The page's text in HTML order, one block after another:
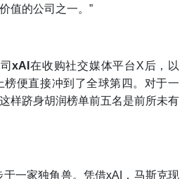
值的公司之一。”
xAI 在收购社交媒体平台X后，以
榜便直接冲到了全球第四。对于一
样跻身胡润榜单前五名是前所未有
于一家独角兽。凭借xAI，马斯克现